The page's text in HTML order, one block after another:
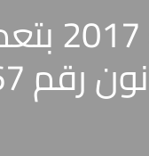
لسنة 2016